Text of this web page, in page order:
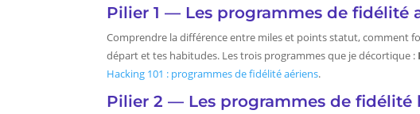
Pilier 1 — Les programmes de fidélité
Comprendre la différence entre miles et points statut, comment
départ et tes habitudes. Les trois programmes que je décortique :
Hacking 101 : programmes de fidélité aériens.
Pilier 2 — Les programmes de fidélité